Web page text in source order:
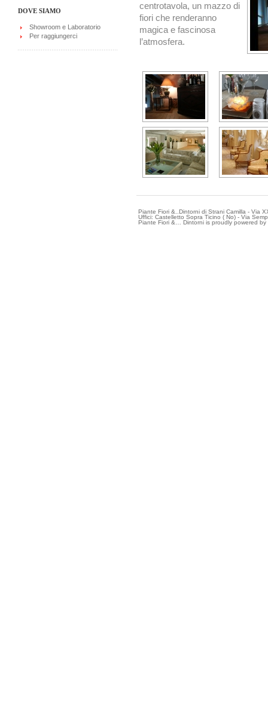
DOVE SIAMO
Showroom e Laboratorio
Per raggiungerci
centrotavola, un mazzo di
fiori che renderanno
magica e fascinosa
l’atmosfera.
Piante Fiori &..Dintorni di Strani Camilla - Via
Uffici: Castelletto Sopra Ticino ( No) - Via
Piante Fiori &… Dintorni is proudly powered by